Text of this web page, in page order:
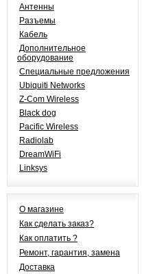
Антенны
Разъемы
Кабель
Дополнительное
оборудование
Специальные предложения
Ubiquiti Networks
Z-Com Wireless
Black dog
Pacific Wireless
Radiolab
DreamWiFi
Linksys
О магазине
Как сделать заказ?
Как оплатить ?
Ремонт, гарантия, замена
Доставка